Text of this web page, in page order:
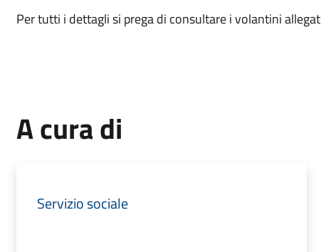
Per tutti i dettagli si prega di consultare i volantini
A cura di
Servizio sociale